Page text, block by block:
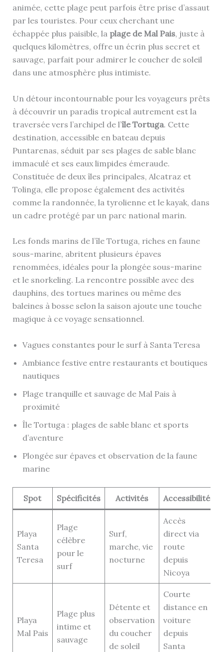
animée, cette plage peut parfois être prise d’assaut
par les touristes. Pour ceux cherchant une
échappée plus paisible, la plage de Mal Pais, juste à
quelques kilomètres, offre un écrin plus secret et
sauvage, parfait pour admirer le coucher de soleil
dans une atmosphère plus intimiste.
Un détour incontournable pour les voyageurs prêts
à découvrir un paradis tropical autrement est la
traversée vers l’archipel de l’île Tortuga. Cette
destination, accessible en bateau depuis
Puntarenas, séduit par ses plages de sable blanc
immaculé et ses eaux limpides émeraude.
Constituée de deux îles principales, Alcatraz et
Tolinga, elle propose également des activités
comme la randonnée, la tyrolienne et le kayak, dans
un cadre protégé par un parc national marin.
Les fonds marins de l’île Tortuga, riches en faune
sous-marine, abritent plusieurs épaves
renommées, idéales pour la plongée sous-marine
et le snorkeling. La rencontre possible avec des
dauphins, des tortues marines ou même des
baleines à bosse selon la saison ajoute une touche
magique à ce voyage sensationnel.
Vagues constantes pour le surf à Santa Teresa
Ambiance festive entre restaurants et boutiques
nautiques
Plage tranquille et sauvage de Mal Pais à
proximité
Île Tortuga : plages de sable blanc et sports
d’aventure
Plongée sur épaves et observation de la faune
marine
Spot Spécificités Activités Accessibilité
Playa
Santa
Teresa
Plage
célèbre
pour le
surf
Surf,
marche, vie
nocturne
Accès
direct via
route
depuis
Nicoya
Playa
Mal Pais
Plage plus
intime et
sauvage
Détente et
observation
du coucher
de soleil
Courte
distance en
voiture
depuis
Santa